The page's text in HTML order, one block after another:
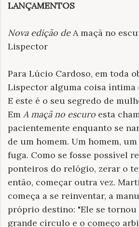
LANÇAMENTOS
Nova edição deA maçã no
Lispector
Para Lúcio Cardoso, em toda
Lispector alguma coisa íntima
E este é o seu segredo de
Em A maçã no escuro esta
pacientemente enquanto se
de um homem. Um homem,
fuga. Como se fosse possível
ponteiros do relógio, zerar o
então, começar outra vez.
começa a se reinventar, a
próprio destino: "Ele se
grande círculo e o começo